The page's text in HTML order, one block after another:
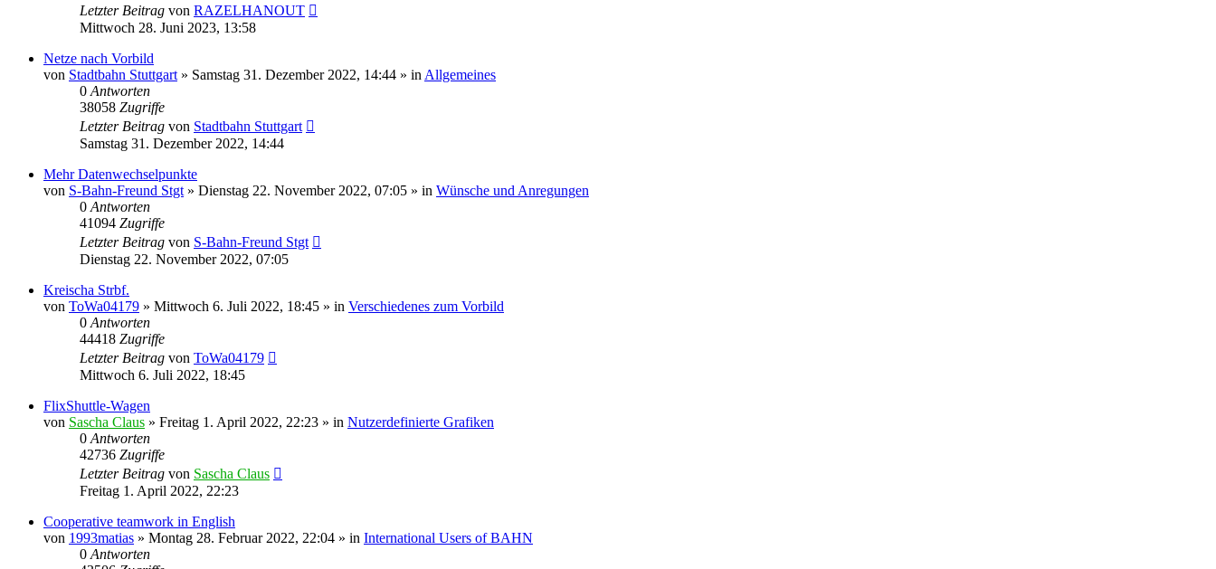
Letzter Beitrag von RAZELHANOUT
Mittwoch 28. Juni 2023, 13:58
Netze nach Vorbild
von Stadtbahn Stuttgart » Samstag 31. Dezember 2022, 14:44 » in Allgemeines
0 Antworten
38058 Zugriffe
Letzter Beitrag von Stadtbahn Stuttgart
Samstag 31. Dezember 2022, 14:44
Mehr Datenwechselpunkte
von S-Bahn-Freund Stgt » Dienstag 22. November 2022, 07:05 » in Wünsche und Anregungen
0 Antworten
41094 Zugriffe
Letzter Beitrag von S-Bahn-Freund Stgt
Dienstag 22. November 2022, 07:05
Kreischa Strbf.
von ToWa04179 » Mittwoch 6. Juli 2022, 18:45 » in Verschiedenes zum Vorbild
0 Antworten
44418 Zugriffe
Letzter Beitrag von ToWa04179
Mittwoch 6. Juli 2022, 18:45
FlixShuttle-Wagen
von Sascha Claus » Freitag 1. April 2022, 22:23 » in Nutzerdefinierte Grafiken
0 Antworten
42736 Zugriffe
Letzter Beitrag von Sascha Claus
Freitag 1. April 2022, 22:23
Cooperative teamwork in English
von 1993matias » Montag 28. Februar 2022, 22:04 » in International Users of BAHN
0 Antworten